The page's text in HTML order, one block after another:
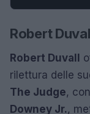
Robert
Robert Duvall
rilettura delle
The Judge,
Downey Jr.,